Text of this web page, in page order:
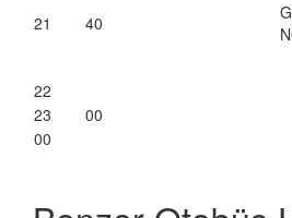
21 40
22
23
00
00